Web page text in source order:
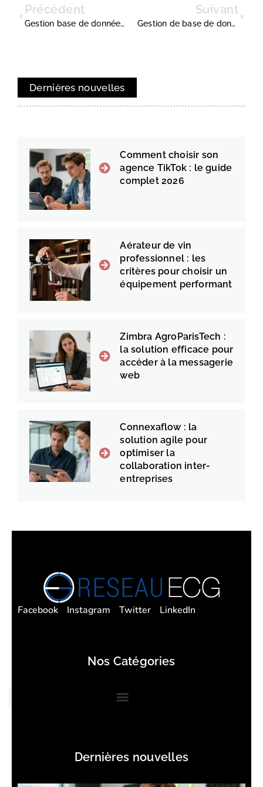
Précédent
Gestion base de données clients : les étapes pour optimiser l’organisation en entreprise
Suivant
Gestion de base de données clients : les 8 bonnes pratiques pour réussir
Dernières nouvelles
Comment choisir son
agence TikTok : le guide
complet 2026
Aérateur de vin
professionnel : les
critères pour choisir un
équipement performant
Zimbra AgroParisTech :
la solution efficace pour
accéder à la messagerie
web
Connexaflow : la
solution agile pour
optimiser la
collaboration inter-
entreprises
Facebook Instagram Twitter LinkedIn
Nos Catégories
Dernières nouvelles